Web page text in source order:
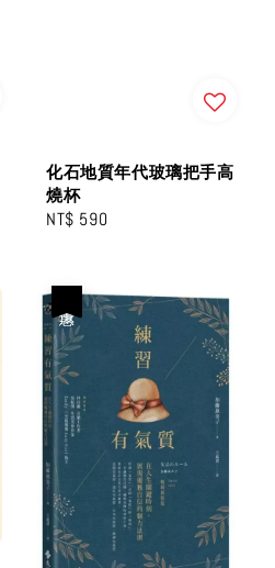
化石地質年代玻璃把手高
燒杯
Regular
NT$ 590